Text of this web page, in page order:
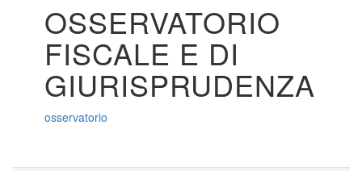
OSSERVATORIO
FISCALE E DI
GIURISPRUDENZA
osservatorio